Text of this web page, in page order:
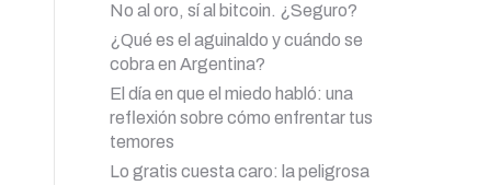
No al oro, sí al bitcoin. ¿Seguro?
¿Qué es el aguinaldo y cuándo se
cobra en Argentina?
El día en que el miedo habló: una
reflexión sobre cómo enfrentar tus
temores
Lo gratis cuesta caro: la peligrosa